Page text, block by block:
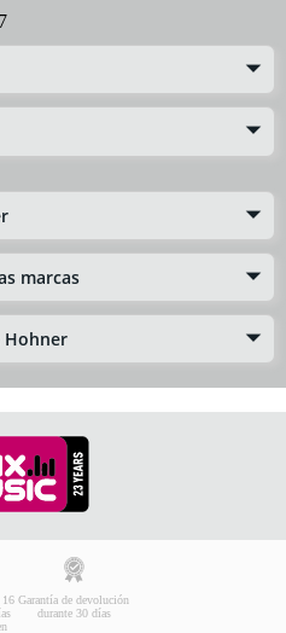
marcas
Hohner
16 Garantía de devolución
durante 30 días